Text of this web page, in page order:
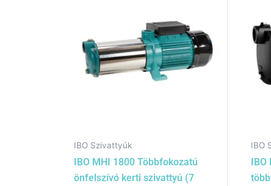
IBO Szivattyúk
IBO MHI 1800 Többfokozatú
önfelszívó kerti szivattyú (7
IBO